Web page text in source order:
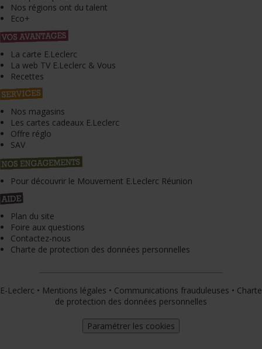
Nos régions ont du talent
Eco+
La carte E.Leclerc
La web TV E.Leclerc & Vous
Recettes
Nos magasins
Les cartes cadeaux E.Leclerc
Offre réglo
SAV
Pour découvrir le Mouvement E.Leclerc Réunion
Plan du site
Foire aux questions
Contactez-nous
Charte de protection des données personnelles
E-Leclerc • Mentions légales • Communications frauduleuses • Charte
de protection des données personnelles
Paramétrer les cookies